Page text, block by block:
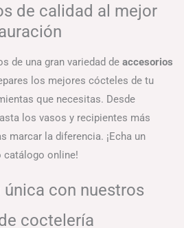
de calidad al mejor
de una gran variedad de accesorios
los mejores cócteles de tu
que necesitas. Desde
los vasos y recipientes más
marcar la diferencia. ¡Echa un
catálogo online!
única con nuestros
coctelería